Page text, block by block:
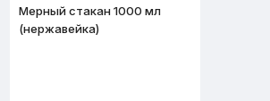
Мерный стакан 1000 мл
(нержавейка)